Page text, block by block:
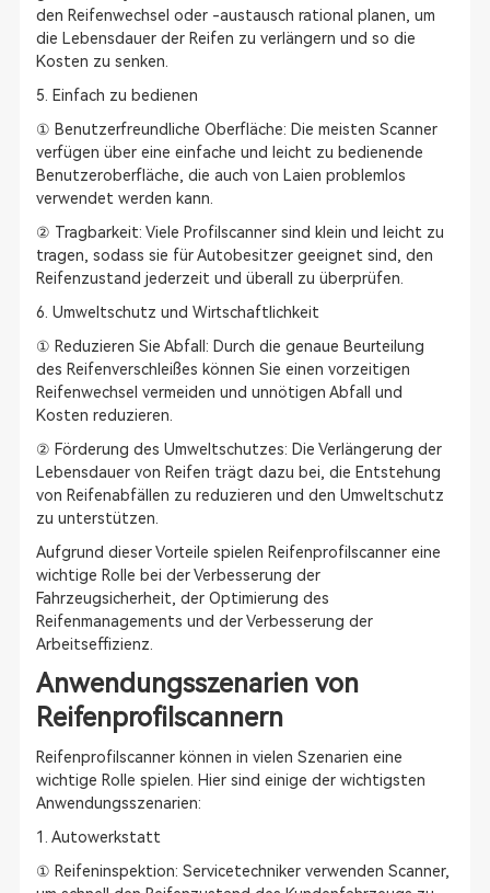
den Reifenwechsel oder -austausch rational planen, um
die Lebensdauer der Reifen zu verlängern und so die
Kosten zu senken.
5. Einfach zu bedienen
① Benutzerfreundliche Oberfläche: Die meisten Scanner
verfügen über eine einfache und leicht zu bedienende
Benutzeroberfläche, die auch von Laien problemlos
verwendet werden kann.
② Tragbarkeit: Viele Profilscanner sind klein und leicht zu
tragen, sodass sie für Autobesitzer geeignet sind, den
Reifenzustand jederzeit und überall zu überprüfen.
6. Umweltschutz und Wirtschaftlichkeit
① Reduzieren Sie Abfall: Durch die genaue Beurteilung
des Reifenverschleißes können Sie einen vorzeitigen
Reifenwechsel vermeiden und unnötigen Abfall und
Kosten reduzieren.
② Förderung des Umweltschutzes: Die Verlängerung der
Lebensdauer von Reifen trägt dazu bei, die Entstehung
von Reifenabfällen zu reduzieren und den Umweltschutz
zu unterstützen.
Aufgrund dieser Vorteile spielen Reifenprofilscanner eine
wichtige Rolle bei der Verbesserung der
Fahrzeugsicherheit, der Optimierung des
Reifenmanagements und der Verbesserung der
Arbeitseffizienz.
Anwendungsszenarien von
Reifenprofilscannern
Reifenprofilscanner können in vielen Szenarien eine
wichtige Rolle spielen. Hier sind einige der wichtigsten
Anwendungsszenarien:
1. Autowerkstatt
① Reifeninspektion: Servicetechniker verwenden Scanner,